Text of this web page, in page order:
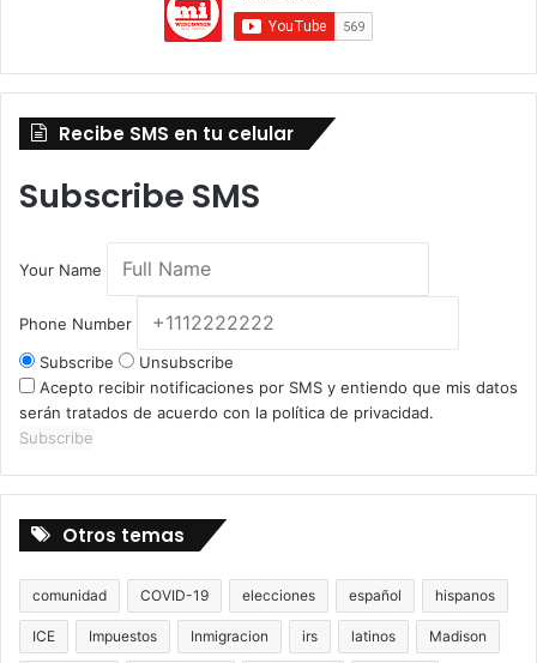
Recibe SMS en tu celular
Subscribe SMS
Your Name
Phone Number
Subscribe
Unsubscribe
Acepto recibir notificaciones por SMS y entiendo que mis datos
serán tratados de acuerdo con la política de privacidad.
Subscribe
Otros temas
comunidad COVID-19 elecciones español hispanos
ICE Impuestos Inmigracion irs latinos Madison